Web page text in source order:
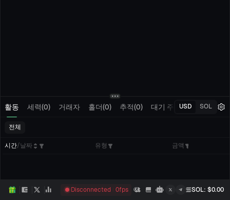
활동 세력(0) 거래자 홀더(0) 추적(0) 대기 주문 내 거래
USD SOL
전체
시간/날짜 유형 금액
Disconnected 0fps SOL: $0.00